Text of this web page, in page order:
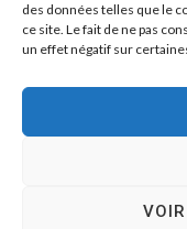
des données telles que le
ce site. Le fait de ne pas
un effet négatif sur